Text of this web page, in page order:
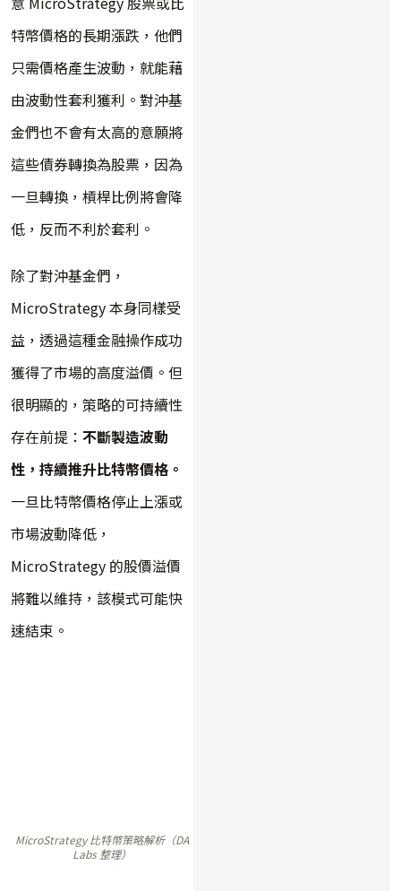
特幣價格的長期漲跌，他們
只需價格產生波動，就能藉
由波動性套利獲利。對沖基
金們也不會有太高的意願將
這些債券轉換為股票，因為
一旦轉換，槓桿比例將會降
低，反而不利於套利。
除了對沖基金們，
MicroStrategy 本身同樣受
益，透過這種金融操作成功
獲得了市場的高度溢價。但
很明顯的，策略的可持續性
存在前提： 不斷製造波動
性，持續推升比特幣價格。
一旦比特幣價格停止上漲或
市場波動降低，
MicroStrategy 的股價溢價
將難以維持，該模式可能快
速結束。
MicroStrategy 比特幣策略解析（DA
Labs 整理）